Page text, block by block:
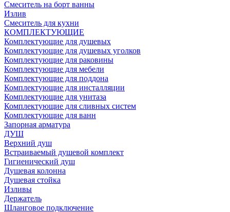
Смеситель на борт ванны
Излив
Смеситель для кухни
КОМПЛЕКТУЮЩИЕ
Комплектующие для душевых
Комплектующие для душевых уголков
Комплектующие для раковины
Комплектующие для мебели
Комплектующие для поддона
Комплектующие для инсталляции
Комплектующие для унитаза
Комплектующие для сливных систем
Комплектующие для ванн
Запорная арматура
ДУШ
Верхний душ
Встраиваемый душевой комплект
Гигиенический душ
Душевая колонна
Душевая стойка
Изливы
Держатель
Шланговое подключение